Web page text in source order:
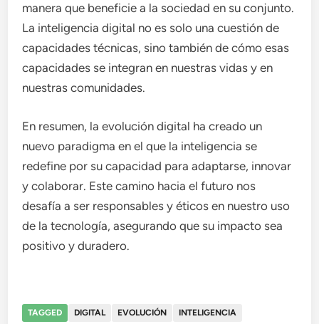
manera que beneficie a la sociedad en su conjunto.
La inteligencia digital no es solo una cuestión de
capacidades técnicas, sino también de cómo esas
capacidades se integran en nuestras vidas y en
nuestras comunidades.
En resumen, la evolución digital ha creado un
nuevo paradigma en el que la inteligencia se
redefine por su capacidad para adaptarse, innovar
y colaborar. Este camino hacia el futuro nos
desafía a ser responsables y éticos en nuestro uso
de la tecnología, asegurando que su impacto sea
positivo y duradero.
TAGGED DIGITAL EVOLUCIÓN
INTELIGENCIA